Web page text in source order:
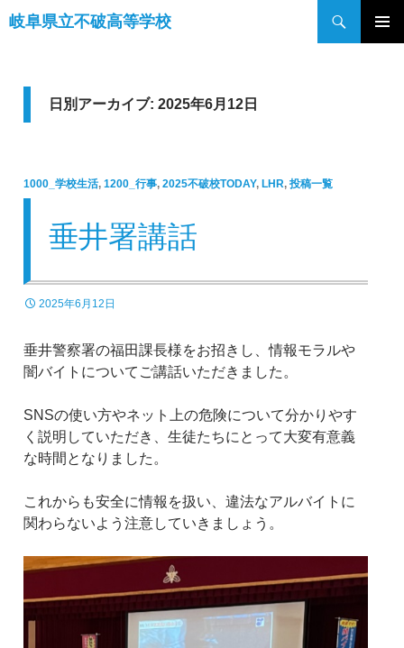
岐阜県立不破高等学校
検
索
日別アーカイブ: 2025年6月12日
1000_学校生活, 1200_行事, 2025不破校TODAY, LHR, 投稿一覧
垂井署講話
2025年6月12日
垂井警察署の福田課長様をお招きし、情報モラルや
闇バイトについてご講話いただきました。
SNSの使い方やネット上の危険について分かりやす
く説明していただき、生徒たちにとって大変有意義
な時間となりました。
これからも安全に情報を扱い、違法なアルバイトに
関わらないよう注意していきましょう。